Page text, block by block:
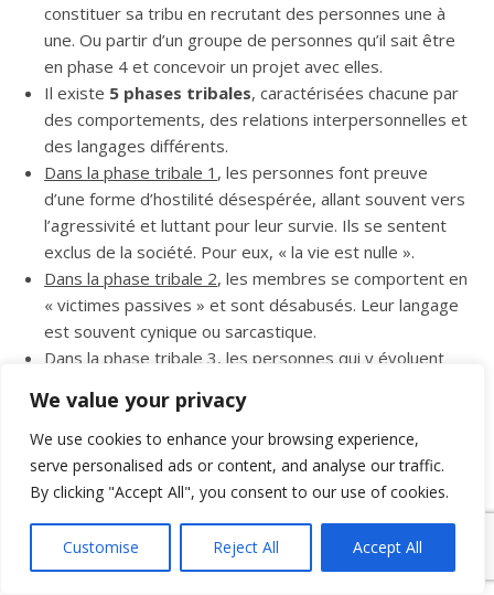
We value your privacy
We use cookies to enhance your browsing experience,
serve personalised ads or content, and analyse our traffic.
By clicking "Accept All", you consent to our use of cookies.
Customise Reject All Accept All
constituer sa tribu en recrutant des personnes une à
une. Ou partir d’un groupe de personnes qu’il sait être
en phase 4 et concevoir un projet avec elles.
Il existe 5 phases tribales, caractérisées chacune par
des comportements, des relations interpersonnelles et
des langages différents.
Dans la phase tribale 1 , les personnes font preuve
d’une forme d’hostilité désespérée, allant souvent vers
l’agressivité et luttant pour leur survie. Ils se sentent
exclus de la société. Pour eux, « la vie est nulle ».
Dans la phase tribale 2, les membres se comportent en
« victimes passives » et sont désabusés. Leur langage
est souvent cynique ou sarcastique.
Dans la phase tribale 3, les personnes qui y évoluent
des « guerriers solitaires », faisant état d’être souvent
frustré par le manque d’ambition de leurs pairs.
Dans la phase tribale 4 , on voit apparaître ce qu’on
appelle une « fierté tribale » qui anime ses membres.
autres) ».
Dans les tribus en phase 5, les membres sont mus par